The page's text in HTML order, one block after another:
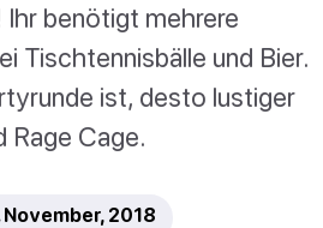
Ihr benötigt mehrere
Tischtennisbälle und Bier.
ist, desto lustiger
Rage Cage.
2018